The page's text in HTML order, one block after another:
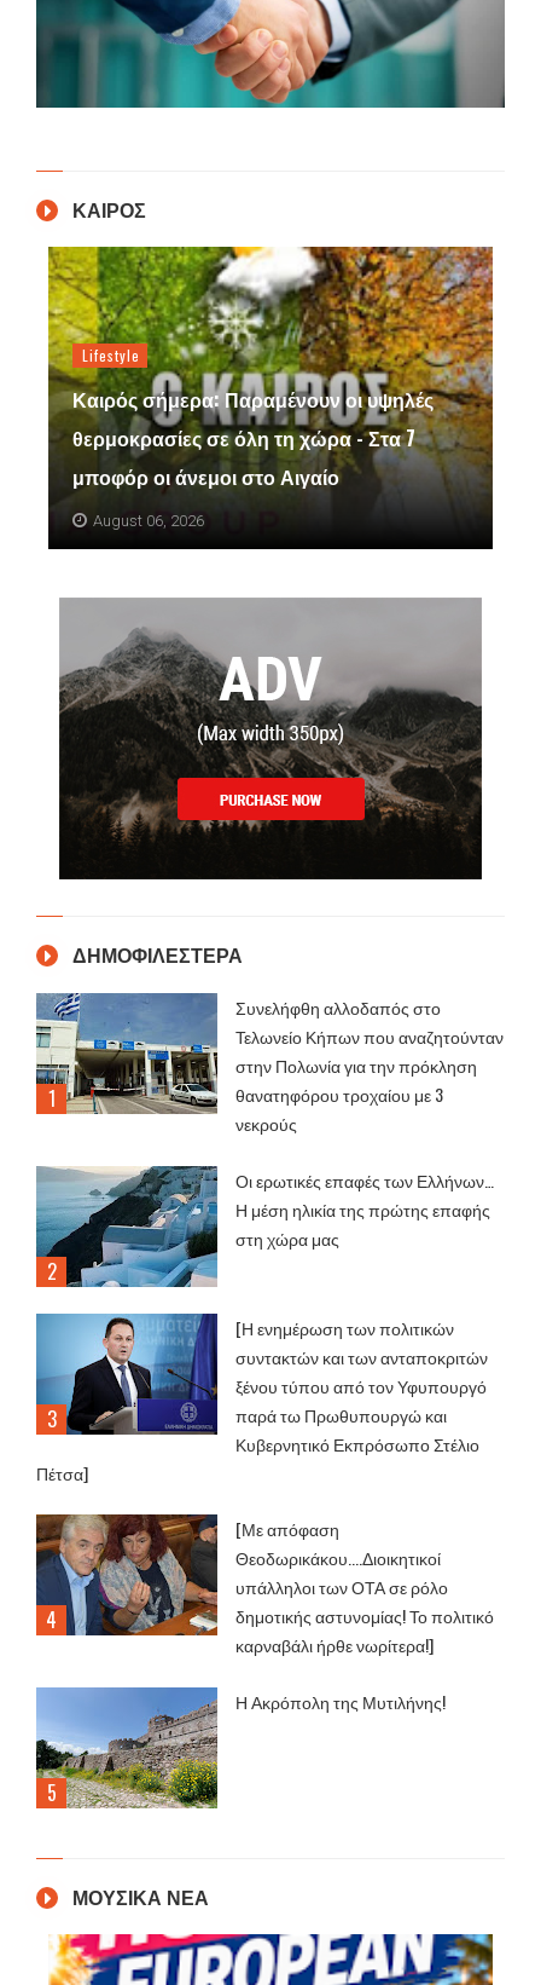
ΚΑΙΡΟΣ
Lifestyle
Καιρός σήμερα: Παραμένουν οι υψηλές
θερμοκρασίες σε όλη τη χώρα - Στα 7
μποφόρ οι άνεμοι στο Αιγαίο
August 06, 2026
ΔΗΜΟΦΙΛΕΣΤΕΡΑ
Συνελήφθη αλλοδαπός στο
Τελωνείο Κήπων που αναζητούνταν
στην Πολωνία για την πρόκληση
θανατηφόρου τροχαίου με 3
νεκρούς
Οι ερωτικές επαφές των Ελλήνων…
Η μέση ηλικία της πρώτης επαφής
στη χώρα μας
[Η ενημέρωση των πολιτικών
συντακτών και των ανταποκριτών
ξένου τύπου από τον Υφυπουργό
παρά τω Πρωθυπουργώ και
Κυβερνητικό Εκπρόσωπο Στέλιο
Πέτσα]
[Με απόφαση
Θεοδωρικάκου....Διοικητικοί
υπάλληλοι των ΟΤΑ σε ρόλο
δημοτικής αστυνομίας! Το πολιτικό
καρναβάλι ήρθε νωρίτερα!]
Η Ακρόπολη της Μυτιλήνης!
ΜΟΥΣΙΚΑ ΝΕΑ